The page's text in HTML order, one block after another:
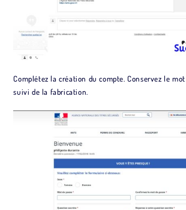
Complétez la création du compte. Conservez le
suivi de la fabrication.